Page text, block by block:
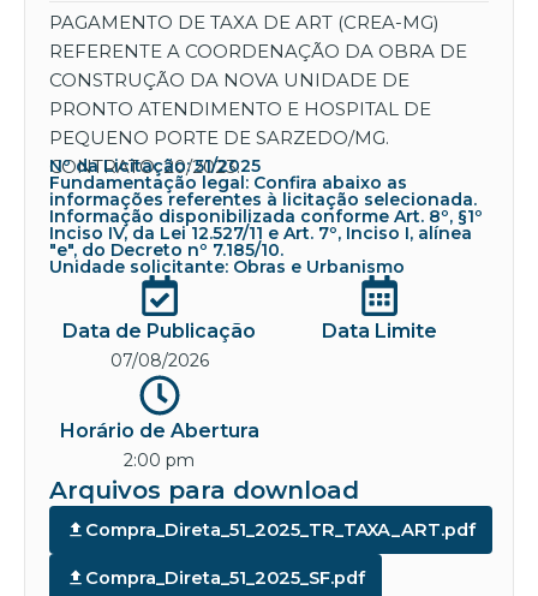
PAGAMENTO DE TAXA DE ART (CREA-MG)
REFERENTE A COORDENAÇÃO DA OBRA DE
CONSTRUÇÃO DA NOVA UNIDADE DE
PRONTO ATENDIMENTO E HOSPITAL DE
PEQUENO PORTE DE SARZEDO/MG.
CONTRATO: 20/2023.
Nº da Licitação: 51/2025
Fundamentação legal: Confira abaixo as
informações referentes à licitação selecionada.
Informação disponibilizada conforme Art. 8º, §1º
Inciso IV, da Lei 12.527/11 e Art. 7º, Inciso I, alínea
"e", do Decreto nº 7.185/10.
Unidade solicitante: Obras e Urbanismo
Data de Publicação
07/08/2026
Data Limite
Horário de Abertura
2:00 pm
Arquivos para download
Compra_Direta_51_2025_TR_TAXA_ART.pdf
Compra_Direta_51_2025_SF.pdf